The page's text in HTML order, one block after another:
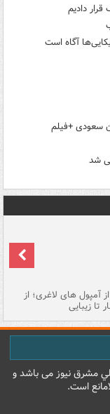
دادیم
آگاه است
سعودی +فیلم
شد
آمپول های لاغری؛ از
تا زیبایی
مشرق نيوز می باشد و
است.